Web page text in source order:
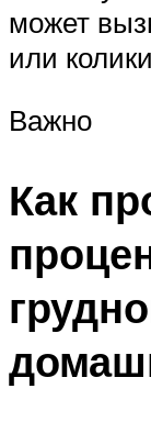
может
или колики
Важно
Как